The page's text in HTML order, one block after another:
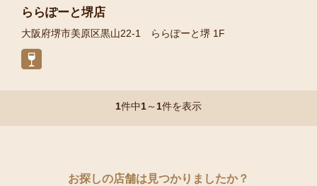
ららぽーと堺店
大阪府堺市美原区黒山22-1 ららぽーと堺 1F
1件中1～ 1件を表示
お探しの店舗は見つかりましたか？